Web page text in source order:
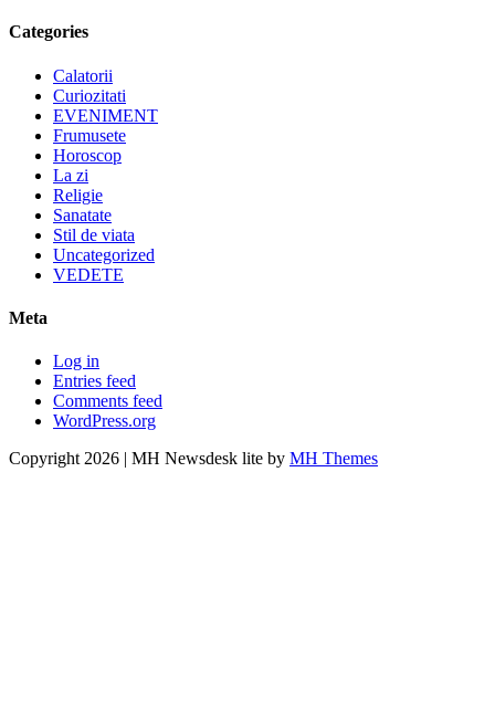
Categories
Calatorii
Curiozitati
EVENIMENT
Frumusete
Horoscop
La zi
Religie
Sanatate
Stil de viata
Uncategorized
VEDETE
Meta
Log in
Entries feed
Comments feed
WordPress.org
Copyright 2026 | MH Newsdesk lite by MH Themes